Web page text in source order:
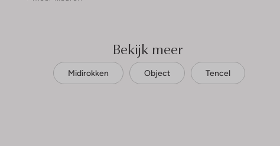
Bekijk meer
Midirokken Object Tencel